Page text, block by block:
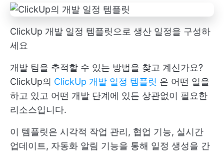
ClickUp 개발 일정 템플릿으로 생산 일정을 구성하
세요
개발 팀을 추적할 수 있는 방법을 찾고 계신가요?
ClickUp의 ClickUp 개발 일정 템플릿 은 어떤 일을
하고 있고 어떤 개발 단계에 있든 상관없이 필요한
리소스입니다.
이 템플릿은 시각적 작업 관리, 협업 기능, 실시간
업데이트, 자동화 알림 기능을 통해 일정 생성을 간